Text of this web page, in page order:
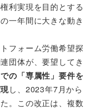
利実現を目的とする
一年間に大きな動き
フォーム労働希望探
団体が、要望してき
の「専属性」要件を
し、2023年7月から
。この改正は、複数